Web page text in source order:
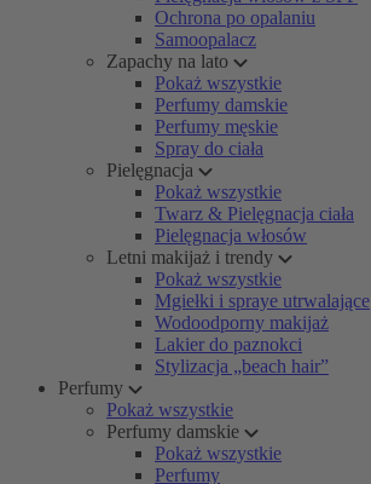
Ochrona po opalaniu
Samoopalacz
Zapachy na lato
Pokaż wszystkie
Perfumy damskie
Perfumy męskie
Spray do ciała
Pielęgnacja
Pokaż wszystkie
Twarz & Pielęgnacja ciała
Pielęgnacja włosów
Letni makijaż i trendy
Pokaż wszystkie
Mgiełki i spraye utrwalające
Wodoodporny makijaż
Lakier do paznokci
Stylizacja „beach hair”
Perfumy
Pokaż wszystkie
Perfumy damskie
Pokaż wszystkie
Perfumy